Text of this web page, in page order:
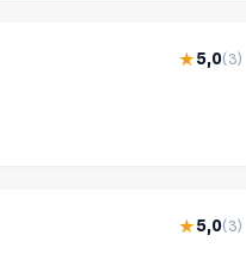
★5,0(3)
★5,0(3)